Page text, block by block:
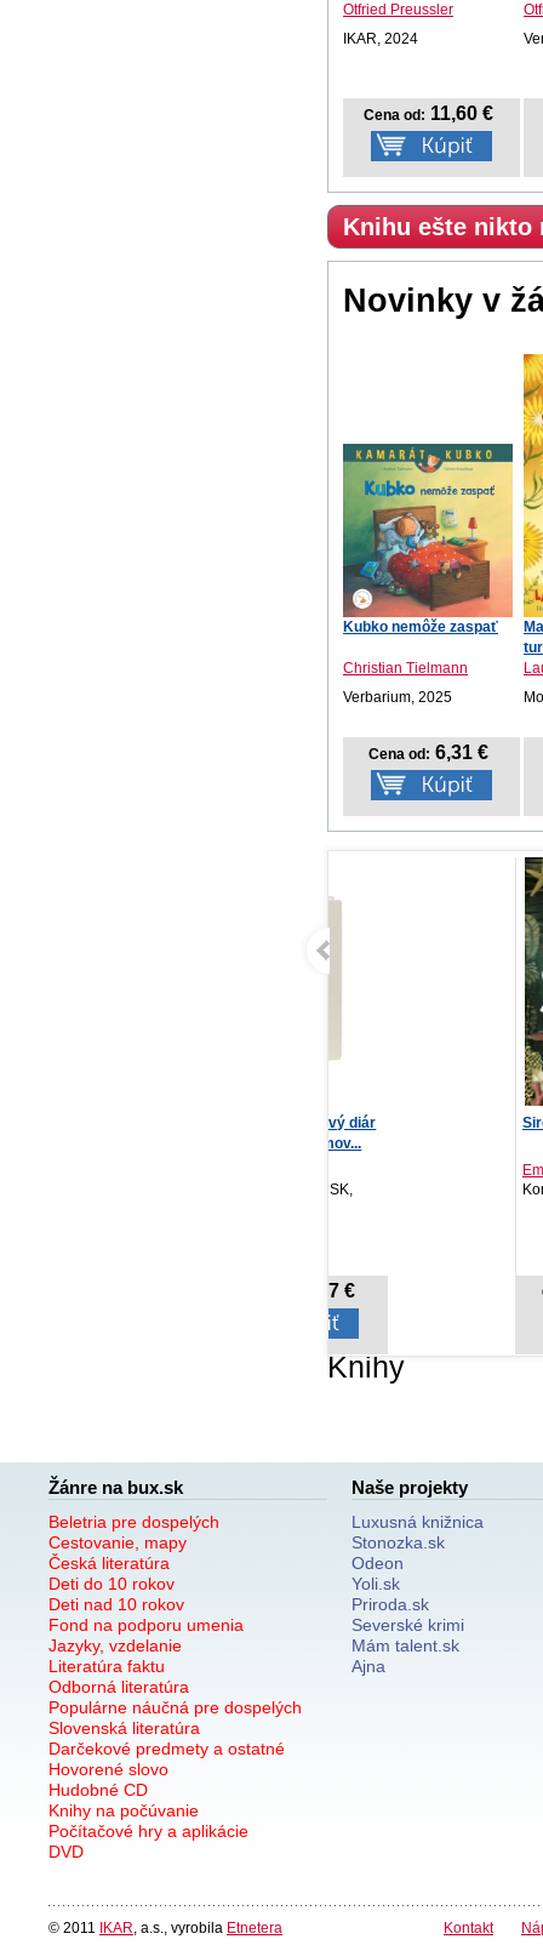
Otfried Preussler
IKAR, 2024
Cena od: 11,60 €
Knihu ešte nikto
Novinky v
Kubko nemôže zaspať
Christian Tielmann
Verbarium, 2025
Cena od: 6,31 €
Sirény
Kontrast, 2026
Cena od:
Knihy
Žánre na bux.sk
Beletria pre dospelých
Cestovanie, mapy
Česká literatúra
Deti do 10 rokov
Deti nad 10 rokov
Fond na podporu umenia
Jazyky, vzdelanie
Literatúra faktu
Odborná literatúra
Populárne náučná pre dospelých
Slovenská literatúra
Darčekové predmety a ostatné
Hovorené slovo
Hudobné CD
Knihy na počúvanie
Počítačové hry a aplikácie
DVD
Naše projekty
Luxusná knižnica
Stonozka.sk
Odeon
Yoli.sk
Priroda.sk
Severské krimi
Mám talent.sk
Ajna
© 2011 IKAR , a.s., vyrobila Etnetera Kontakt